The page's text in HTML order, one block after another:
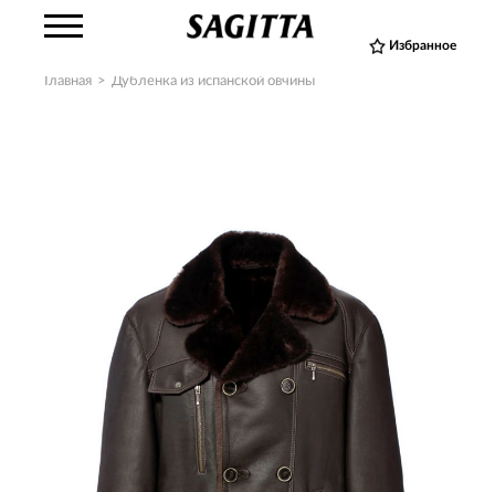
Избранное
Главная > Дубленка из испанской овчины